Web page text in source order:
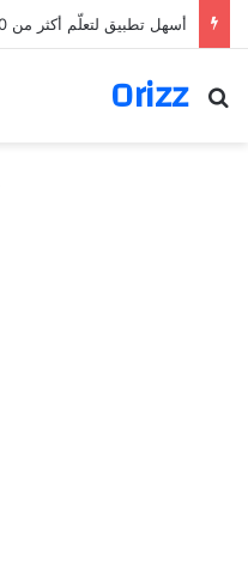
أسهل تطبيق لتعلّم أكثر من 160 ألف فعل بالألمانية
Orizz
بحث عن